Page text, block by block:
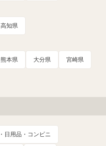
高知県
熊本県 大分県 宮崎県
日用品・コンビニ